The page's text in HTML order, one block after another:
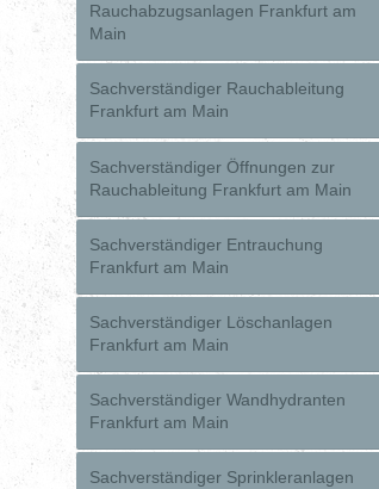
Rauchabzugsanlagen Frankfurt am
Main
Sachverständiger Rauchableitung
Frankfurt am Main
Sachverständiger Öffnungen zur
Rauchableitung Frankfurt am Main
Sachverständiger Entrauchung
Frankfurt am Main
Sachverständiger Löschanlagen
Frankfurt am Main
Sachverständiger Wandhydranten
Frankfurt am Main
Sachverständiger Sprinkleranlagen